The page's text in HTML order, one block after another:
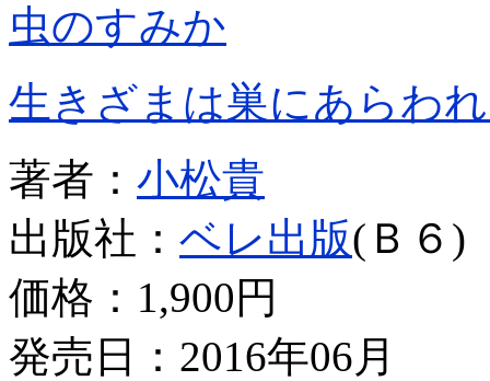
虫のすみか
生きざまは巣にあらわ
著者： 小松貴
出版社： ベレ出版(Ｂ６)
価格： 1,900円
発売日：2016年06月